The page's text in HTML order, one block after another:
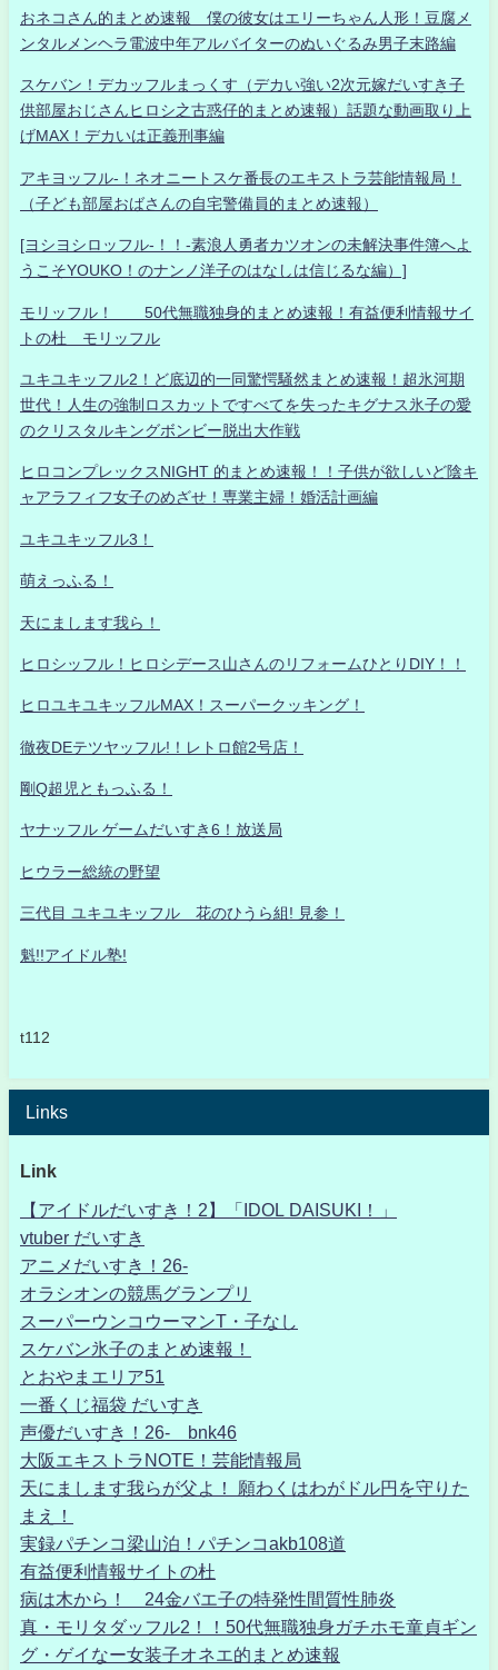
おネコさん的まとめ速報 僕の彼女はエリーちゃん人形！豆腐メ
ンタルメンヘラ電波中年アルバイターのぬいぐるみ男子末路編
スケバン！デカッフルまっくす（デカい強い2次元嫁だいすき子
供部屋おじさんヒロシ之古惑仔的まとめ速報）話題な動画取り上
げMAX！デカいは正義刑事編
アキヨッフル-！ネオニートスケ番長のエキストラ芸能情報局！
（子ども部屋おばさんの自宅警備員的まとめ速報）
[ヨシヨシロッフル-！！-素浪人勇者カツオンの未解決事件簿へよ
うこそYOUKO！のナンノ洋子のはなしは信じるな編）]
モリッフル！ 50代無職独身的まとめ速報！有益便利情報サイ
トの杜 モリッフル
ユキユキッフル2！ど底辺的一同驚愕騒然まとめ速報！超氷河期
世代！人生の強制ロスカットですべてを失ったキグナス氷子の愛
のクリスタルキングボンビー脱出大作戦
ヒロコンプレックスNIGHT 的まとめ速報！！子供が欲しいど陰キ
ャアラフィフ女子のめざせ！専業主婦！婚活計画編
ユキユキッフル3！
萌えっふる！
天にまします我ら！
ヒロシッフル！ヒロシデース山さんのリフォームひとりDIY！！
ヒロユキユキッフルMAX！スーパークッキング！
徹夜DEテツヤッフル!！レトロ館2号店！
剛Q超児ともっふる！
ヤナッフル ゲームだいすき6！放送局
ヒウラー総統の野望
三代目 ユキユキッフル 花のひうら組! 見参！
魁!!アイドル塾!
t112
Links
Link
【アイドルだいすき！2】「IDOL DAISUKI！」
vtuber だいすき
アニメだいすき！26-
オラシオンの競馬グランプリ
スーパーウンコウーマンT・子なし
スケバン氷子のまとめ速報！
とおやまエリア51
一番くじ福袋 だいすき
声優だいすき！26- bnk46
大阪エキストラNOTE！芸能情報局
天にまします我らが父よ！ 願わくはわがドル円を守りた
まえ！
実録パチンコ梁山泊！パチンコakb108道
有益便利情報サイトの杜
病は木から！ 24金バエ子の特発性間質性肺炎
真・モリタダッフル2！！50代無職独身ガチホモ童貞ギン
グ・ゲイなー女装子オネエ的まとめ速報